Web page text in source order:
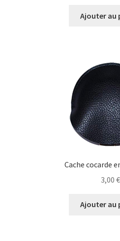
Ajouter au
Cache cocarde
3,00 €
Ajouter au